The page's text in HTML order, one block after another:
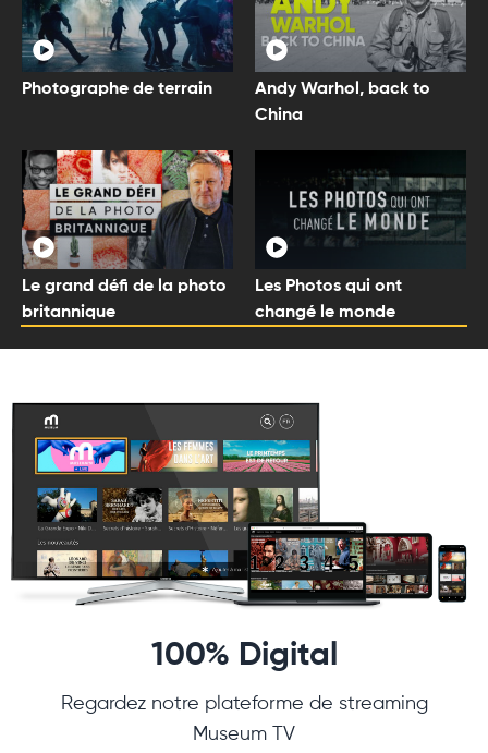
Photographe de terrain
Andy Warhol, back to
China
Le grand défi de la photo
britannique
Les Photos qui ont
changé le monde
100% Digital
Regardez notre plateforme de streaming
Museum TV